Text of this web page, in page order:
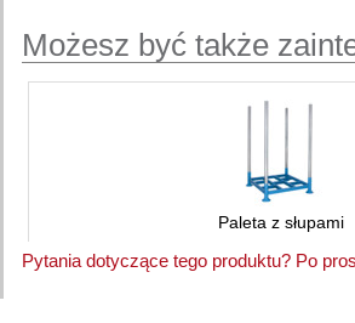
Możesz być także
Paleta z słupami
Pytania dotyczące tego produktu? Po